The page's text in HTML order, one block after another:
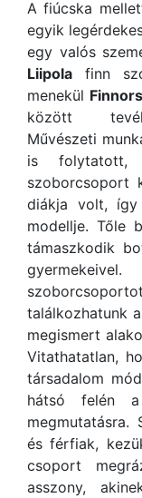
A fiúcska
egyik
egy valós
Liipola finn
menekül
között
Művészeti
is folytatott,
szoborcsoport
diákja volt,
modellje. Tőle
támaszkodik
találkozhatunk
megismert
Vitathatatlan,
társadalom
hátsó felén a
megmutatásra.
és férfiak,
csoport
asszony,